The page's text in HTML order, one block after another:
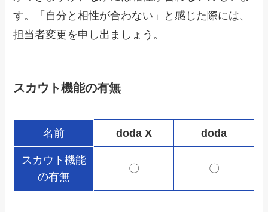
す。「自分と相性が合わない」と感じた際には、
担当者変更を申し出ましょう。
スカウト機能の有無
名前 doda X doda
スカウト機能
の有無
〇 〇